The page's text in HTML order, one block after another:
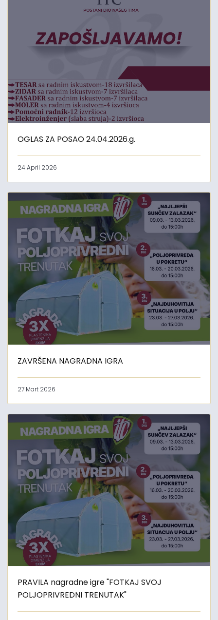
OGLAS ZA POSAO 24.04.2026.g.
24 April 2026
ZAVRŠENA NAGRADNA IGRA
27 Mart 2026
PRAVILA nagradne igre "FOTKAJ SVOJ
POLJOPRIVREDNI TRENUTAK"